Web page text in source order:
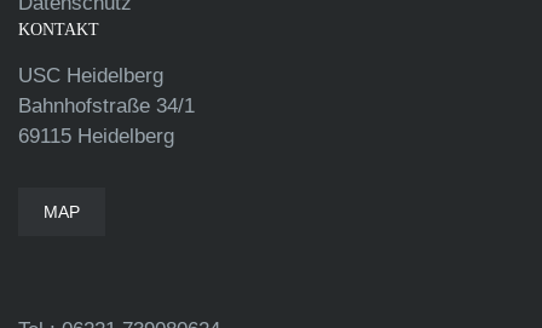
KONTAKT
USC Heidelberg
Bahnhofstraße 34/1
69115 Heidelberg
MAP